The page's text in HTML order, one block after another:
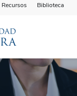
Recursos Biblioteca